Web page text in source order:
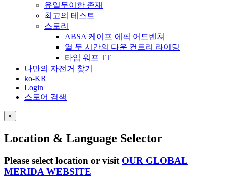
유일무이한 존재
최고의 테스트
스토리
ABSA 케이프 에픽 어드벤쳐
열 두 시간의 다운 컨트리 라이딩
타임 워프 TT
나만의 자전거 찾기
ko-KR
Login
스토어 검색
×
Location & Language Selector
Please select location or visit OUR GLOBAL
MERIDA WEBSITE